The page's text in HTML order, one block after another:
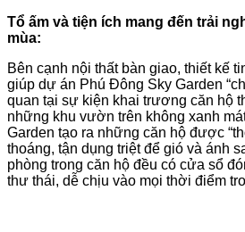
Tổ ấm và tiện ích mang đến trải
mùa:
Bên cạnh nội thất bàn giao, thiết kế
giúp dự án Phú Đông Sky Garden
quan tại sự kiện khai trương căn hộ
những khu vườn trên không xanh
Garden tạo ra những căn hộ được
thoáng, tận dụng triệt để gió và ánh
phòng trong căn hộ đều có cửa sổ
thư thái, dễ chịu vào mọi thời điểm